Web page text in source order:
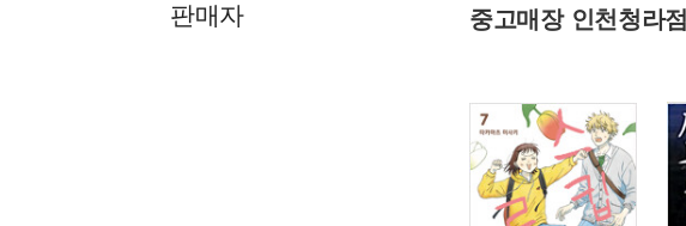
판매자 중고매장 인천청라점